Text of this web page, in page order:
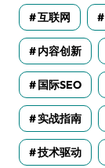
互联网
内容创新
国际SEO
实战指南
技术驱动